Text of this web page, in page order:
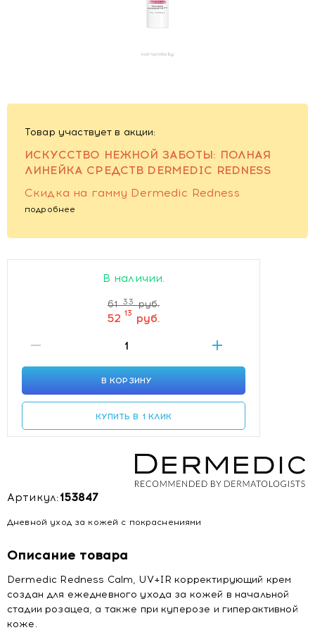
Товар участвует в акции:
ИСКУССТВО НЕЖНОЙ ЗАБОТЫ: ПОЛНАЯ
ЛИНЕЙКА СРЕДСТВ DERMEDIC REDNESS
Скидка на гамму Dermedic Redness
подробнее
В наличии.
61 33 руб.
52 13 руб.
В КОРЗИНУ
КУПИТЬ В 1 КЛИК
Артикул:153847
Дневной уход за кожей с покраснениями
Описание товара
Dermedic Redness Calm, UV+IR корректирующий крем
создан для ежедневного ухода за кожей в начальной
стадии розацеа, а также при куперозе и гиперактивной
коже.